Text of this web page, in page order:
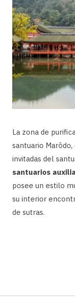
La zona de
santuario
invitadas del
santuarios
posee un estilo
su interior
de sutras.